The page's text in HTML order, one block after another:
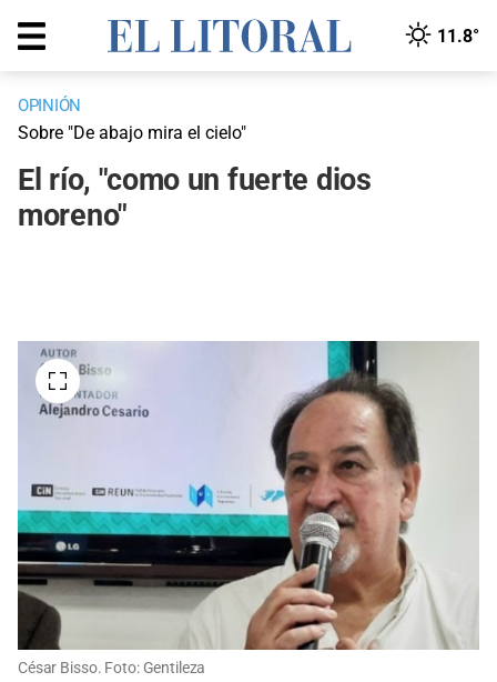
11.8°
OPINIÓN
Sobre "De abajo mira el cielo"
El río, "como un fuerte dios
moreno"
César Bisso. Foto: Gentileza